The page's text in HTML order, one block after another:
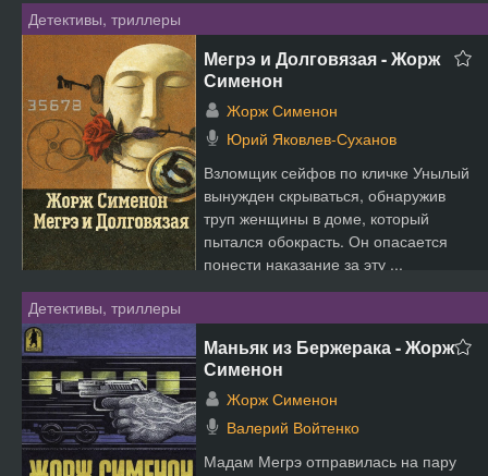
Детективы, триллеры
Мегрэ и Долговязая - Жорж
Сименон
Жорж Сименон
Юрий Яковлев-Суханов
Взломщик сейфов по кличке Унылый
вынужден скрываться, обнаружив
труп женщины в доме, который
пытался обокрасть. Он опасается
понести наказание за эту ...
Детективы, триллеры
Маньяк из Бержерака - Жорж
Сименон
Жорж Сименон
Валерий Войтенко
Мадам Мегрэ отправилась на пару